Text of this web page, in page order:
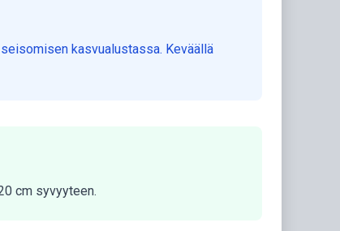
kasvualustassa. Keväällä
cm syvyyteen.